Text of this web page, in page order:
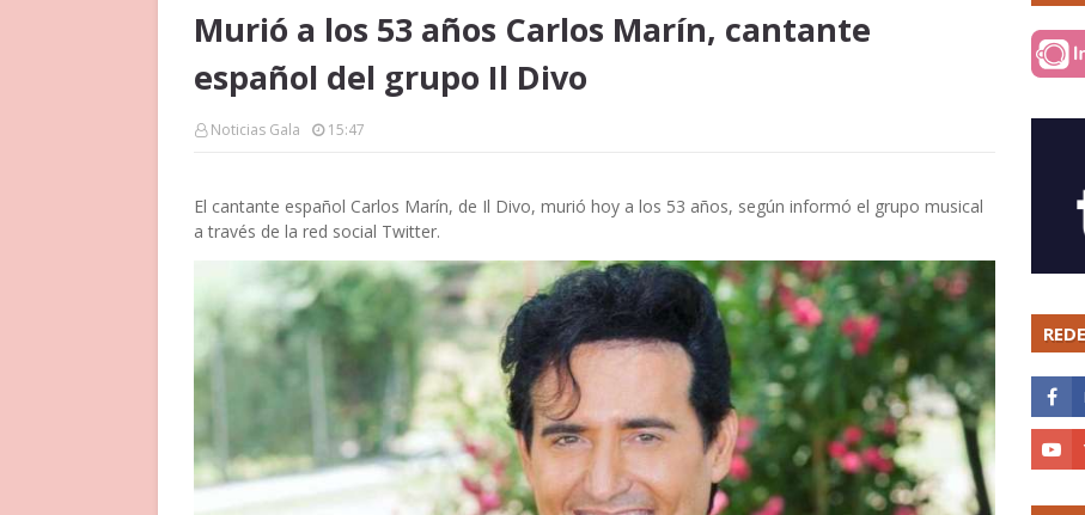
Murió a los 53 años Carlos Marín, cantante
español del grupo Il Divo
Noticias Gala 15:47
El cantante español Carlos Marín, de Il Divo, murió hoy a los 53 años, según informó el grupo musical
a través de la red social Twitter.